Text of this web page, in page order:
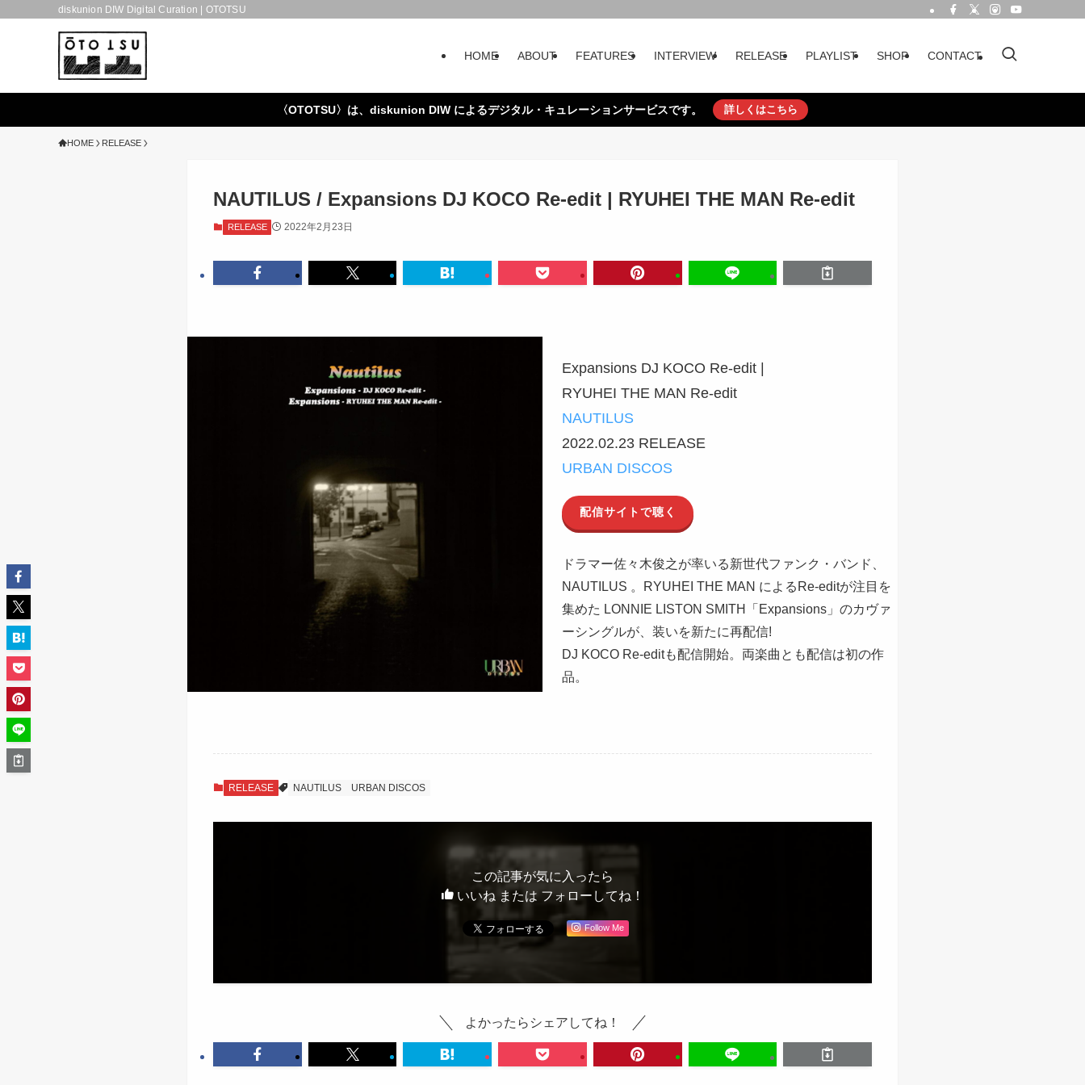
diskunion DIW Digital Curation | OTOTSU
HOME ABOUT FEATURES INTERVIEW RELEASE PLAYLIST SHOP CONTACT
〈OTOTSU〉は、diskunion DIW によるデジタル・キュレーションサービスです。 詳しくはこちら
HOME RELEASE
NAUTILUS / Expansions DJ KOCO Re-edit | RYUHEI THE MAN Re-edit
RELEASE 2022年2月23日
Expansions DJ KOCO Re-edit |
RYUHEI THE MAN Re-edit
NAUTILUS
2022.02.23 RELEASE
URBAN DISCOS
配信サイトで聴く
ドラマー佐々木俊之が率いる新世代ファンク・バンド、
NAUTILUS 。RYUHEI THE MAN によるRe-editが注目を
集めた LONNIE LISTON SMITH「Expansions」のカヴァ
ーシングルが、装いを新たに再配信!
DJ KOCO Re-editも配信開始。両楽曲とも配信は初の作
品。
RELEASE NAUTILUS URBAN DISCOS
この記事が気に入ったら
いいね または フォローしてね！
Follow Me
よかったらシェアしてね！